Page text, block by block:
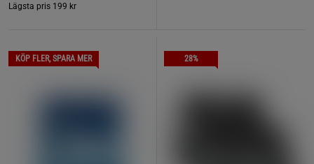
Lägsta pris 199 kr
KÖP FLER, SPARA MER 28%